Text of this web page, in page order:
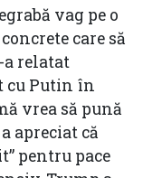
vag pe o
care să
a relatat
cu Putin în
vrea să pună
apreciat că
pentru pace